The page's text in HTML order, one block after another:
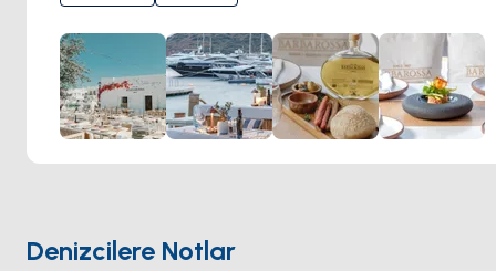
öne çıkıyor. Menüsünde ızgara ahtapot, ıstakozlu makarna
ve yerel olarak temin edilen taze balık gibi özel tatlar
bulunuyor; geleneksel tarifler modern dokunuşlarla
yeniden hayat buluyor.
Barbarossa’da yemek yemek sadece bir öğün değil,
unutulmaz bir deneyimdir. Gün batımında Ege Denizi’ne
karşı bir kadeh şarabın tadını çıkarırken ya da deniz
ruhunun mükemmel uyumunu sunan Barbarossa, Paros’ta
Denizcilere Notlar